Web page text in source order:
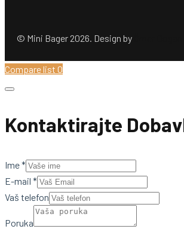
© Mini Bager 2026. Design by
Compare list 0
Kontaktirajte
Ime*
E-mail *
Vaš telefon
Poruka